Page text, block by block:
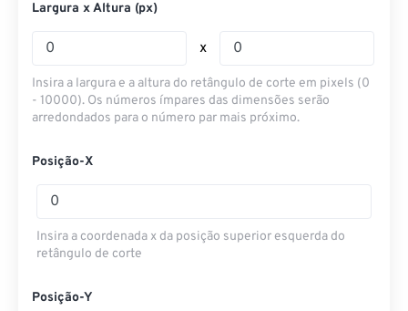
Largura x Altura (px)
x
Insira a largura e a altura do retângulo de corte em pixels (0
- 10000). Os números ímpares das dimensões serão
arredondados para o número par mais próximo.
Posição-X
Insira a coordenada x da posição superior esquerda do
retângulo de corte
Posição-Y